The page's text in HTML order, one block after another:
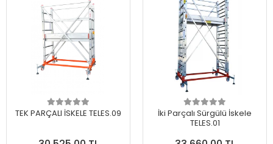
TEK PARÇALI İSKELE TELES.09
İki Parçalı Sürgülü İskele
TELES.01